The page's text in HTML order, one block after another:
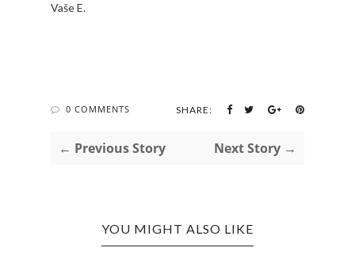
Vaše E.
0 COMMENTS SHARE:
← Previous Story Next Story →
YOU MIGHT ALSO LIKE